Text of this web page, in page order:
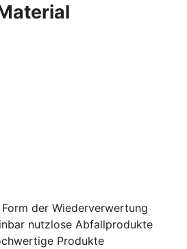
der Wiederverwertung
nutzlose Abfallprodukte
Produkte